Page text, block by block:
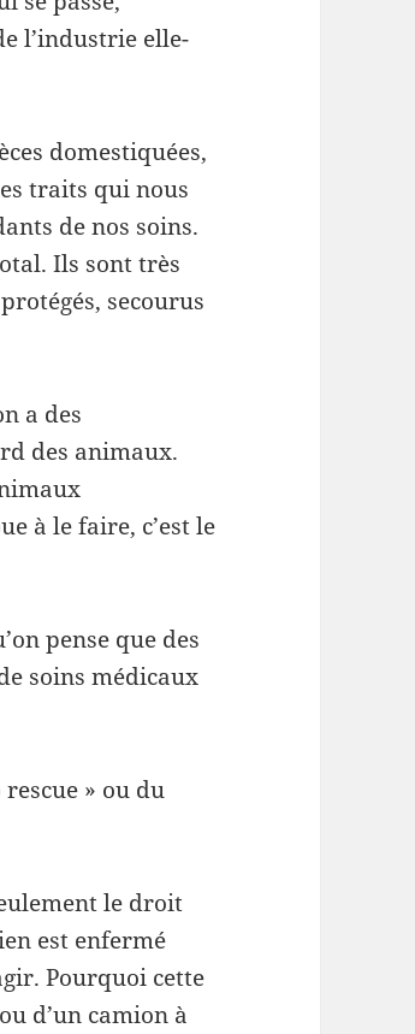
l’industrie elle-
domestiquées,
traits qui nous
de nos soins.
Ils sont très
secourus
a des
des animaux.
à le faire, c’est le
pense que des
soins médicaux
» ou du
le droit
est enfermé
Pourquoi cette
d’un camion à